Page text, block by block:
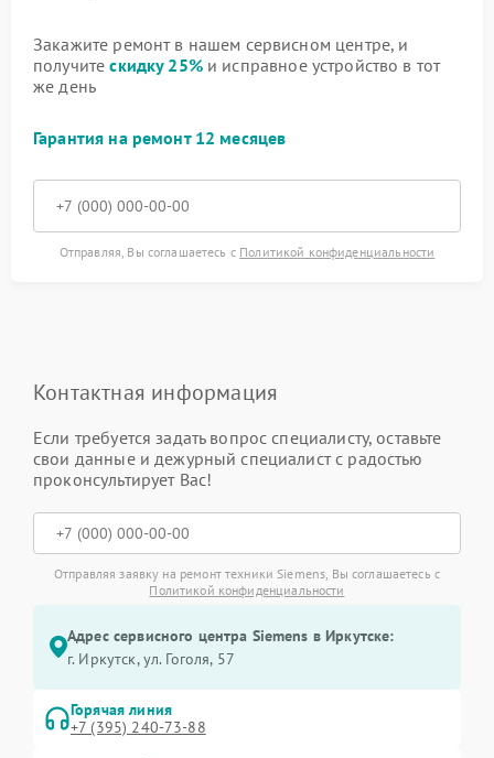
Закажите ремонт в нашем сервисном центре, и
получитескидку 25%и исправное устройство в тот
же день
Гарантия на ремонт 12 месяцев
Отправляя, Вы соглашаетесь с Политикой конфиденциальности
Контактная информация
Если требуется задать вопрос специалисту, оставьте
свои данные и дежурный специалист с радостью
проконсультирует Вас!
Отправляя заявку на ремонт техники Siemens, Вы соглашаетесь с
Политикой конфиденциальности
Адрес сервисного центра Siemens в Иркутске:
г. Иркутск, ул. ​Гоголя, 57
Горячая линия
+7 (395) 240-73-88